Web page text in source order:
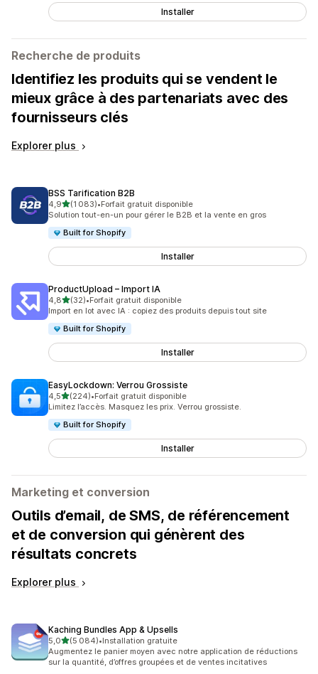
Installer
Recherche de produits
Identifiez les produits qui se vendent le
mieux grâce à des partenariats avec des
fournisseurs clés
Explorer plus
BSS Tarification B2B
4,9étoile(s) sur 5
(1 083)
1083 avis au total
•Forfait gratuit disponible
Solution tout-en-un pour gérer le B2B et la vente en gros
Built for Shopify
Installer
ProductUpload – Import IA
4,8étoile(s) sur 5
(32)
32 avis au total
•Forfait gratuit disponible
Import en lot avec IA : copiez des produits depuis tout site
Built for Shopify
Installer
EasyLockdown: Verrou Grossiste
4,5étoile(s) sur 5
(224)
224 avis au total
•Forfait gratuit disponible
Limitez l’accès. Masquez les prix. Verrou grossiste.
Built for Shopify
Installer
Marketing et conversion
Outils d’email, de SMS, de référencement
et de conversion qui génèrent des
résultats concrets
Explorer plus
Kaching Bundles App & Upsells
5,0étoile(s) sur 5
(5 084)
5084 avis au total
•Installation gratuite
Augmentez le panier moyen avec notre application de réductions
sur la quantité, d’offres groupées et de ventes incitatives